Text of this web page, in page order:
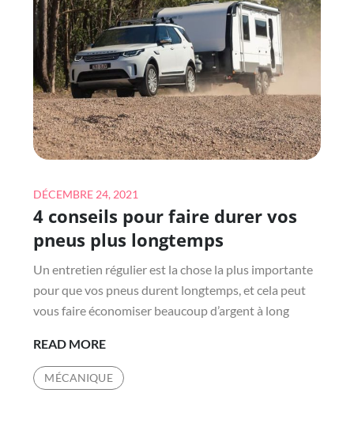
UNE
BONNE
IDÉE
?
Posted
on
DÉCEMBRE 24, 2021
4 conseils pour faire durer vos
pneus plus longtemps
Un entretien régulier est la chose la plus importante
pour que vos pneus durent longtemps, et cela peut
vous faire économiser beaucoup d’argent à long
READ MORE4
CONSEILS
POUR
MÉCANIQUE